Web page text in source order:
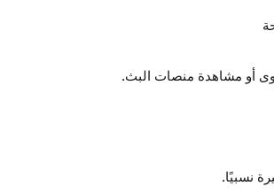
أو مشاهدة منصات البث.
نسبيًا.